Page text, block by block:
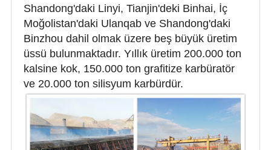
Shandong'daki Linyi, Tianjin'deki Binhai, İç
Moğolistan'daki Ulanqab ve Shandong'daki
Binzhou dahil olmak üzere beş büyük üretim
üssü bulunmaktadır. Yıllık üretim 200.000 ton
kalsine kok, 150.000 ton grafitize karbüratör
ve 20.000 ton silisyum karbürdür.